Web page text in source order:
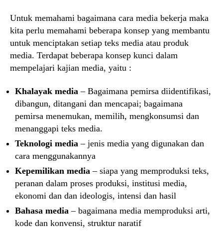
Untuk memahami bagaimana cara media bekerja maka
kita perlu memahami beberapa konsep yang membantu
untuk menciptakan setiap teks media atau produk
media. Terdapat beberapa konsep kunci dalam
mempelajari kajian media, yaitu :
Khalayak media – Bagaimana pemirsa diidentifikasi,
dibangun, ditangani dan mencapai; bagaimana
pemirsa menemukan, memilih, mengkonsumsi dan
menanggapi teks media.
Teknologi media – jenis media yang digunakan dan
cara menggunakannya
Kepemilikan media – siapa yang memproduksi teks,
peranan dalam proses produksi, institusi media,
ekonomi dan dan ideologis, intensi dan hasil
Bahasa media – bagaimana media memproduksi arti,
kode dan konvensi, struktur naratif